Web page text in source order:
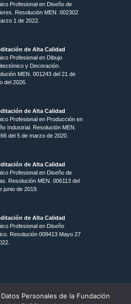
Profesional en Diseño de
Resolución MEN. 002302
1 de 2022.
de Alta Calidad
Profesional en Dibujo
y Decoración.
MEN.001243 del 21 de
del 2026.
de Alta Calidad
Profesional en Producción en
Industrial. Resolución MEN.
del 5 de marzo de 2020.
de Alta Calidad
Profesional en Diseño de
Resolución MEN. 006113 del
junio de 2019.
de Alta Calidad
Profesional en Diseño
Resolución 009413 Mayo 27
Dibujo Profesional.
Personales de la Fundación